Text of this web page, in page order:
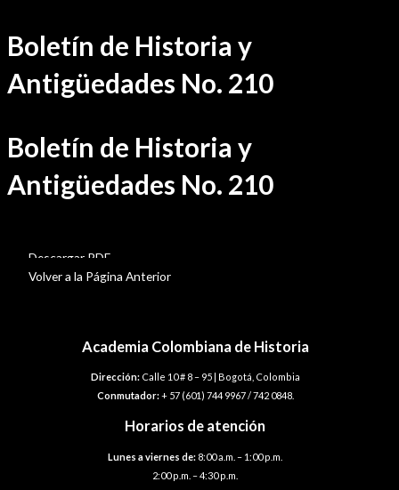
Ir
al
contenido
Boletín de Historia y
Antigüedades No. 210
Boletín de Historia y
Antigüedades No. 210
Descargar PDF
Volver a la Página Anterior
Academia Colombiana de Historia
Dirección:Calle 10 # 8 – 95 | Bogotá, Colombia
Conmutador:+ 57 (601) 744 9967 / 742 0848.
Horarios de atención
Lunes a viernes de: 8:00 a.m. – 1:00 p.m.
2:00 p.m. – 4:30 p.m.